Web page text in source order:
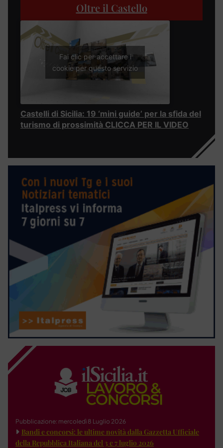
Oltre il Castello
Fai clic per accettare i
cookie per questo servizio
Castelli di Sicilia: 19 ‘mini guide’ per la sfida del
turismo di prossimità CLICCA PER IL VIDEO
Pubblicazione: mercoledì 8 Luglio 2026
Bandi e concorsi: le ultime novità dalla Gazzetta Ufficiale
della Repubblica Italiana del 3 e 7 luglio 2026